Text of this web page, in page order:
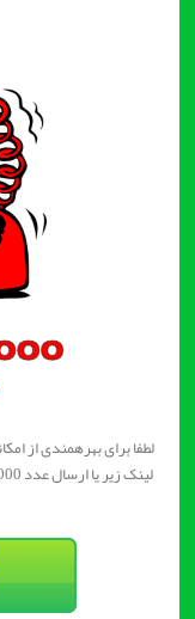
لطفا برای بهرهمندی از